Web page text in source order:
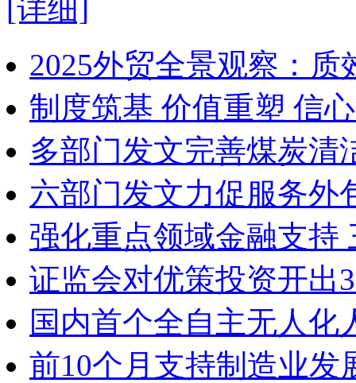
[详细]
2025外贸全景观察：
制度筑基 价值重塑 信
多部门发文完善煤炭清
六部门发文力促服务外
强化重点领域金融支持
证监会对优策投资开出
国内首个全自主无人化
前10个月支持制造业发